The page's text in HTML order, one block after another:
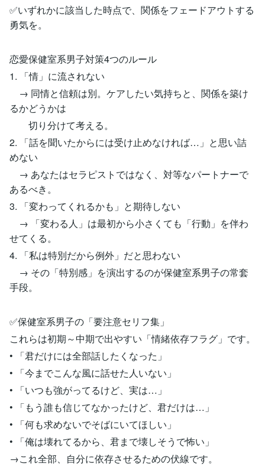
✅いずれかに該当した時点で、関係をフェードアウトする
勇気を。
恋愛保健室系男子対策4つのルール
1. 「情」に流されない
→ 同情と信頼は別。ケアしたい気持ちと、関係を築け
るかどうかは
切り分けて考える。
2. 「話を聞いたからには受け止めなければ…」と思い詰
めない
→ あなたはセラピストではなく、対等なパートナーで
あるべき。
3. 「変わってくれるかも」と期待しない
→ 「変わる人」は最初から小さくても「行動」を伴わ
せてくる。
4. 「私は特別だから例外」だと思わない
→ その「特別感」を演出するのが保健室系男子の常套
手段。
✅保健室系男子の「要注意セリフ集」
これらは初期～中期で出やすい「情緒依存フラグ」です。
• 「君だけには全部話したくなった」
• 「今までこんな風に話せた人いない」
• 「いつも強がってるけど、実は…」
• 「もう誰も信じてなかったけど、君だけは…」
• 「何も求めないでそばにいてほしい」
• 「俺は壊れてるから、君まで壊しそうで怖い」
→これ全部、自分に依存させるための伏線です。